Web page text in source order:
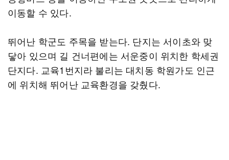
이동할 수 있다.
뛰어난 학군도 주목을 받는다. 단지는 서이초와 맞
닿아 있으며 길 건너편에는 서운중이 위치한 학세권
단지다. 교육1번지라 불리는 대치동 학원가도 인근
에 위치해 뛰어난 교육환경을 갖췄다.